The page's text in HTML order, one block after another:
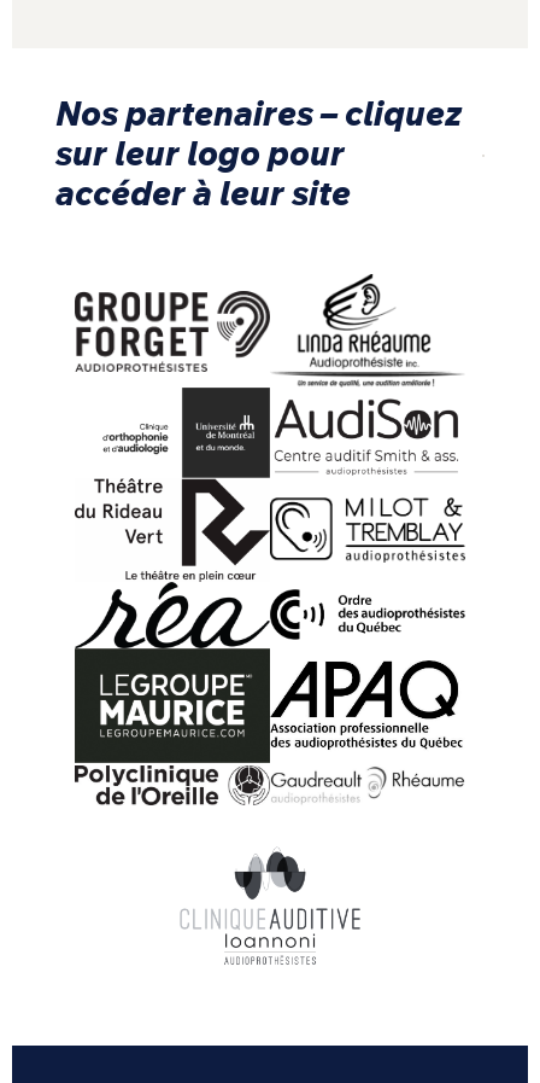
Nos partenaires – cliquez
sur leur logo pour
accéder à leur site